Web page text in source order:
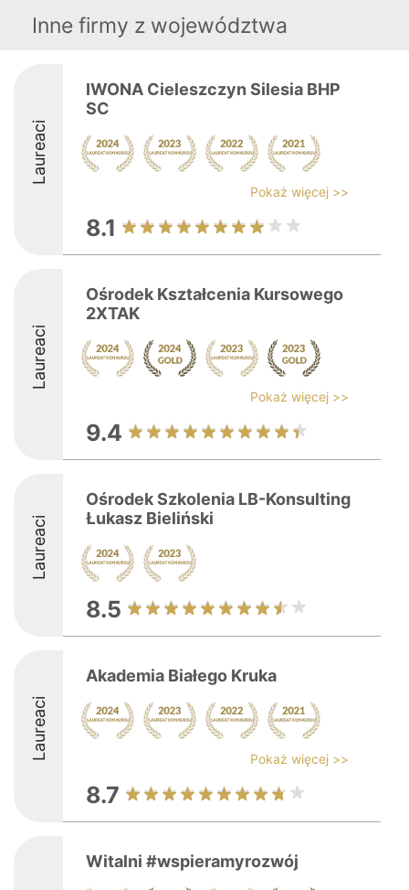
Inne firmy z województwa
Laureaci
IWONA Cieleszczyn Silesia BHP
SC
Pokaż więcej >>
8.1
Laureaci
Ośrodek Kształcenia Kursowego
2XTAK
Pokaż więcej >>
9.4
Laureaci
Ośrodek Szkolenia LB-Konsulting
Łukasz Bieliński
8.5
Laureaci
Akademia Białego Kruka
Pokaż więcej >>
8.7
Witalni #wspieramyrozwój